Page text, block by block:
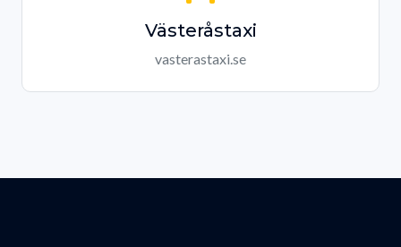
Västeråstaxi
vasterastaxi.se